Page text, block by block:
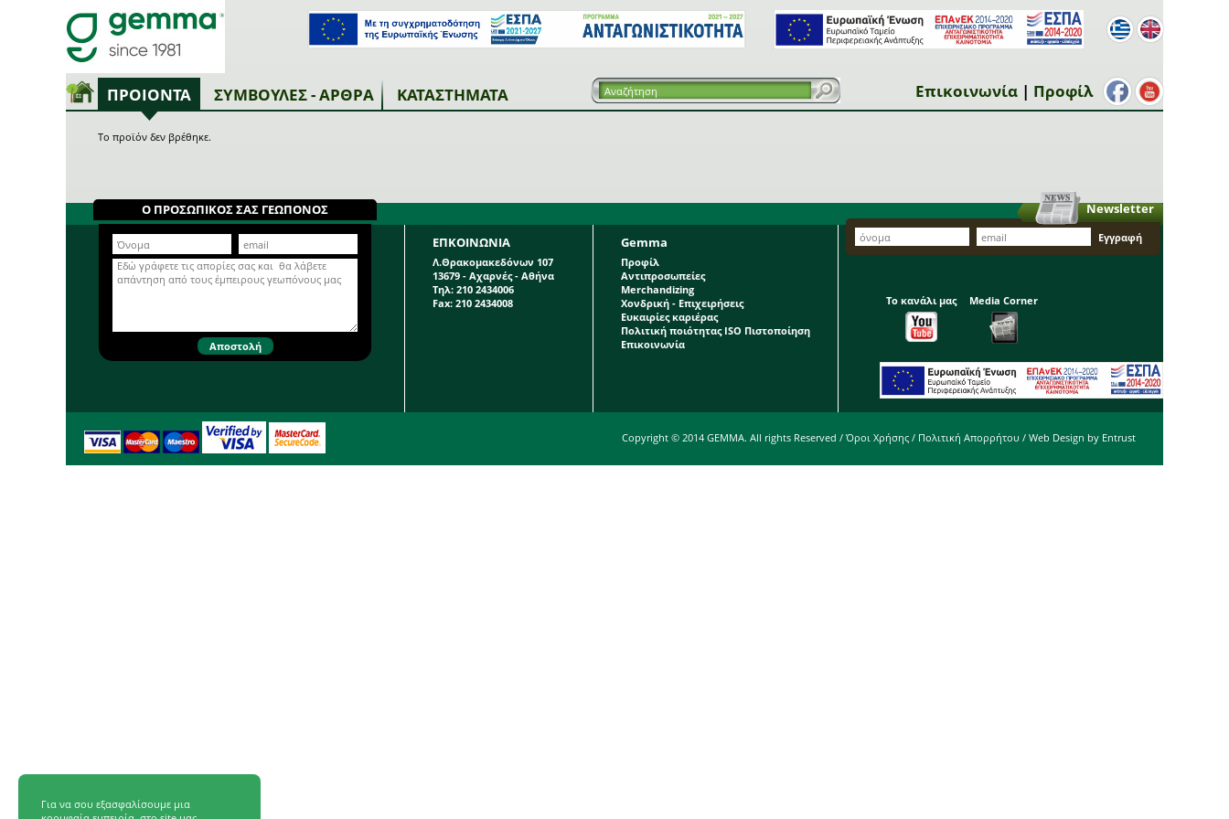
ΠΡΟΙΟΝΤΑ ΣΥΜΒΟΥΛΕΣ - ΑΡΘΡΑ ΚΑΤΑΣΤΗΜΑΤΑ Επικοινωνία | Προφίλ
Το προϊόν δεν βρέθηκε.
Ο ΠΡΟΣΩΠΙΚΟΣ ΣΑΣ ΓΕΩΠΟΝΟΣ
ΕΠΚΟΙΝΩΝΙΑ
Λ.Θρακομακεδόνων 107
13679 - Αχαρνές - Αθήνα
Τηλ: 210 2434006
Fax: 210 2434008
Gemma
Προφίλ
Αντιπροσωπείες
Merchandizing
Χονδρική - Επιχειρήσεις
Ευκαιρίες καριέρας
Πολιτική ποιότητας ISO Πιστοποίηση
Επικοινωνία
Newsletter
Το κανάλι μας Media Corner
Copyright © 2014 GEMMA. All rights Reserved / Όροι Χρήσης / Πολιτική Απορρήτου / Web Design by Entrust
Για να σου εξασφαλίσουμε μια